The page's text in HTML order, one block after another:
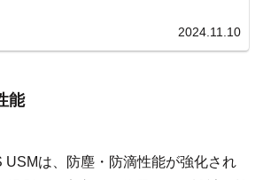
2024.11.10
能
USMは、防塵・防滴性能が強化され